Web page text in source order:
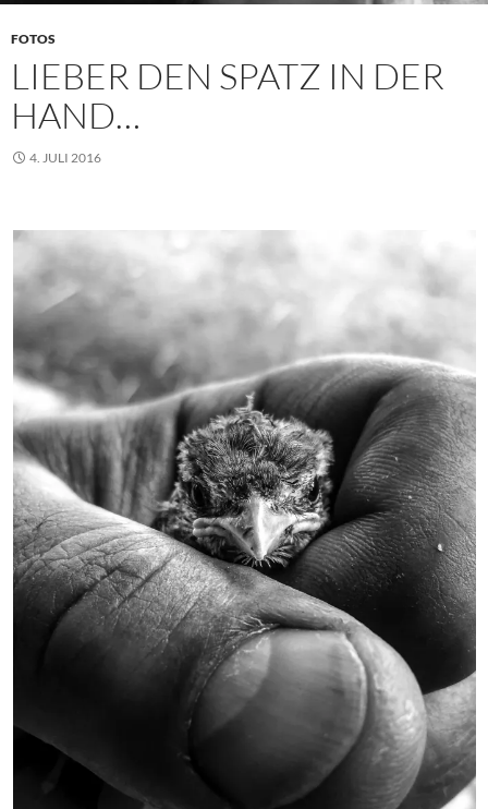
FOTOS
LIEBER DEN SPATZ IN DER
HAND…
4. JULI 2016